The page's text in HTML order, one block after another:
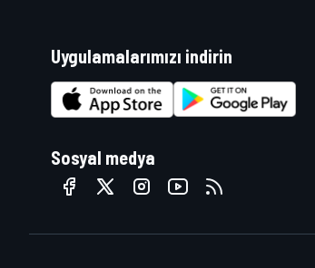
MOTOSİKLET
Uygulamalarımızı indirin
Sosyal medya